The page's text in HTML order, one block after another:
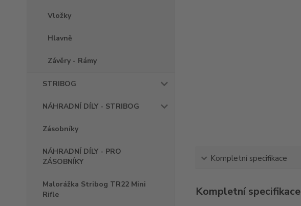
Vložky
Hlavně
Závěry - Rámy
STRIBOG
NÁHRADNÍ DÍLY - STRIBOG
Zásobníky
NÁHRADNÍ DÍLY - PRO
ZÁSOBNÍKY
Malorážka Stribog TR22 Mini
Rifle
Kompletní specifikace
Kompletní specifikace